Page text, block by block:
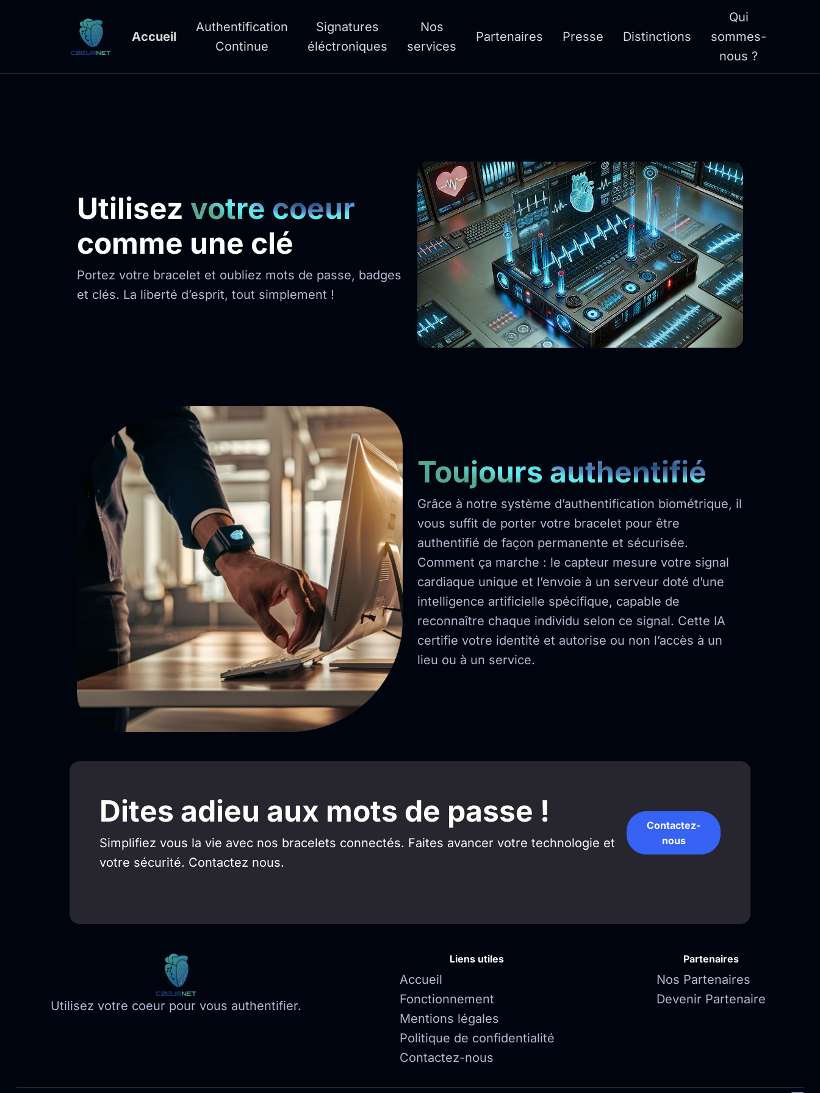
Accueil
Authentification
Continue
Signatures
éléctroniques
Nos
services
Partenaires Presse Distinctions
Qui
sommes-
nous ?
Utilisez votre coeur
comme une clé
Portez votre bracelet et oubliez mots de passe, badges
et clés. La liberté d’esprit, tout simplement !
Toujours authentifié
Grâce à notre système d’authentification biométrique, il
vous suffit de porter votre bracelet pour être
authentifié de façon permanente et sécurisée.
Comment ça marche : le capteur mesure votre signal
cardiaque unique et l’envoie à un serveur doté d’une
intelligence artificielle spécifique, capable de
reconnaître chaque individu selon ce signal. Cette IA
certifie votre identité et autorise ou non l’accès à un
lieu ou à un service.
Dites adieu aux mots de passe !
Simplifiez vous la vie avec nos bracelets connectés. Faites avancer votre technologie et
votre sécurité. Contactez nous.
Contactez-
nous
Utilisez votre coeur pour vous authentifier.
Liens utiles
Accueil
Fonctionnement
Mentions légales
Politique de confidentialité
Contactez-nous
Partenaires
Nos Partenaires
Devenir Partenaire